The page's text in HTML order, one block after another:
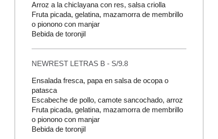
Arroz a la chiclayana con res, salsa criolla
Fruta picada, gelatina, mazamorra de membrillo
o pionono con manjar
Bebida de toronjil
NEWREST LETRAS B - S/9.8
Ensalada fresca, papa en salsa de ocopa o
patasca
Escabeche de pollo, camote sancochado, arroz
Fruta picada, gelatina, mazamorra de membrillo
o pionono con manjar
Bebida de toronjil